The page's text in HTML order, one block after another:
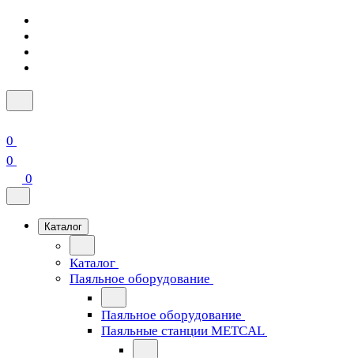
0
0
0
Каталог
Каталог
Паяльное оборудование
Паяльное оборудование
Паяльные станции METCAL